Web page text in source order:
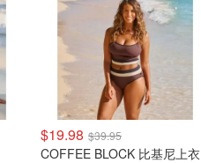
$19.98 $39.95
COFFEE BLOCK 比基尼上衣